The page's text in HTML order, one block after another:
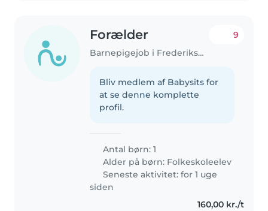
Forælder
Barnepigejob i Frederiksberg
9
Bliv medlem af Babysits for
at se denne komplette
profil.
Antal børn: 1
Alder på børn: Folkeskoleelev
Seneste aktivitet: for 1 uge
siden
160,00 kr./t